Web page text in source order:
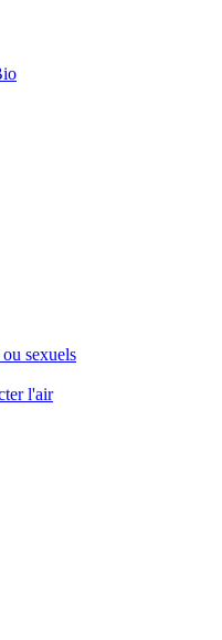
sexuels
l'air